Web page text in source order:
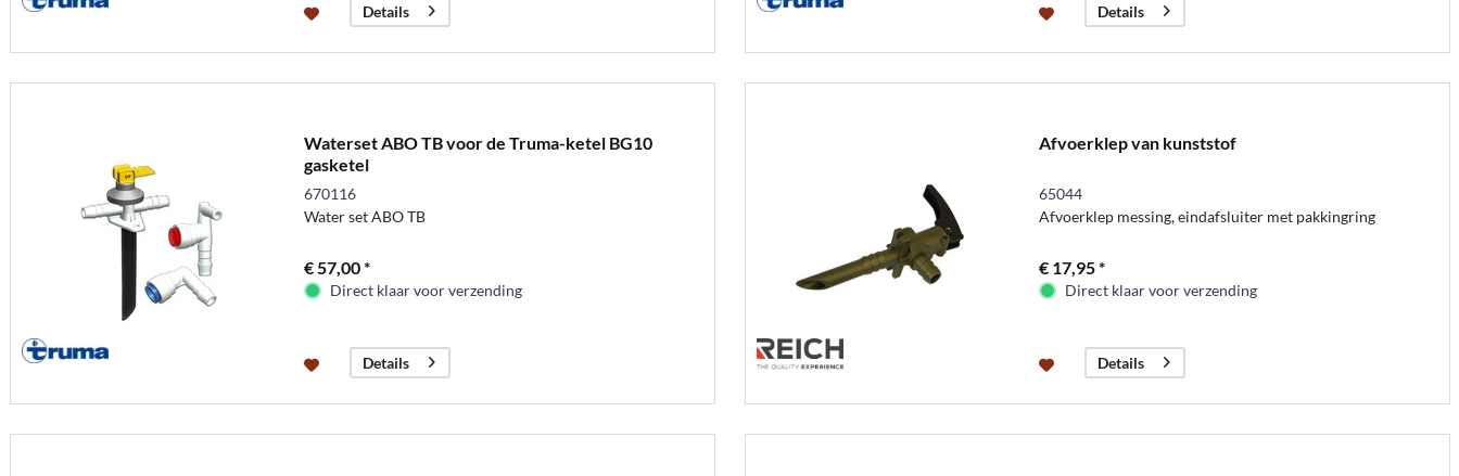
Details Details
Waterset ABO TB voor de Truma-ketel BG10
gasketel
670116
Water set ABO TB
€ 57,00 *
Direct klaar voor verzending
Details
Afvoerklep van kunststof
65044
Afvoerklep messing, eindafsluiter met pakkingring
€ 17,95 *
Direct klaar voor verzending
Details